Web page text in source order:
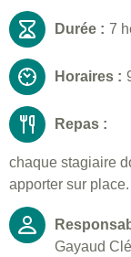
Durée : 7
Horaires :
Repas :
chaque stagiaire
apporter sur place.
Gayaud